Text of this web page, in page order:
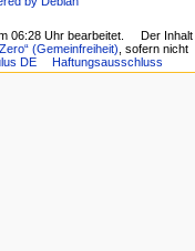
06:28 Uhr bearbeitet.
Der Inhalt
(Gemeinfreiheit) , sofern nicht
DE Haftungsausschluss